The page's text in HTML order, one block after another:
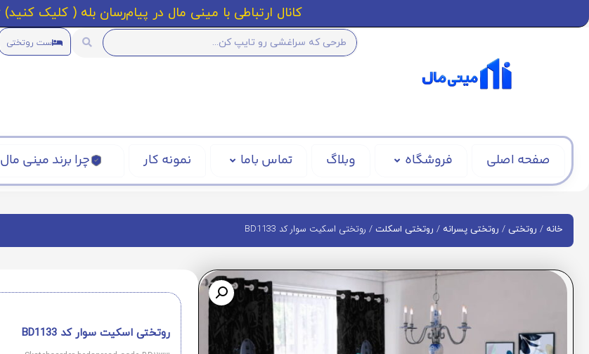
کانال ارتباطی با مینی مال در پیام‌رسان بله ( کلیک کنید) 09218315396
ست روتختی
صفحه اصلی فروشگاه وبلاگ تماس باما نمونه کار چرا برند مینی مال
خانه / روتختی / روتختی پسرانه / روتختی اسکلت / روتختی اسکیت سوار کد BD1133
روتختی اسکیت سوار کد BD1133